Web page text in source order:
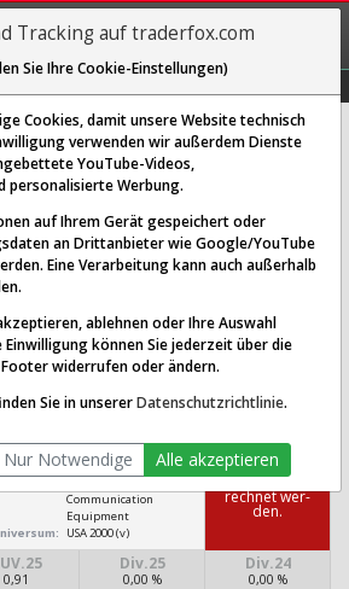
REGIS-
TRIEREN
Realtime-Kurs &
| NTGR)
Check
Wachstums-Check
zum Investieren
Infos zum Score
US64111Q1040]
Technology /
Communication
Equipment
USA 2000 (v)
0,91
Div.25
0,00 %
Div.24
0,00 %
Das Ra­ting
konn­te nicht be­
rech­net wer­
den.
Tracking auf traderfox.com
Sie Ihre Cookie-Einstellungen)
Cookies, damit unsere Website technisch
verwenden wir außerdem Dienste
YouTube-Videos,
personalisierte Werbung.
auf Ihrem Gerät gespeichert oder
an Drittanbieter wie Google/YouTube
Eine Verarbeitung kann auch außerhalb
ablehnen oder Ihre Auswahl
können Sie jederzeit über die
widerrufen oder ändern.
Sie in unsererDatenschutzrichtlinie.
Nur Notwendige Alle akzeptieren